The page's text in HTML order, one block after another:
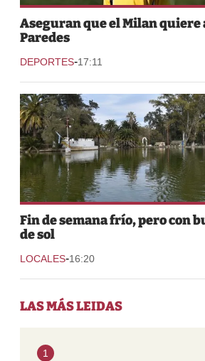
Aseguran que el Milan quiere
Paredes
DEPORTES-17:11
Fin de semana frío, pero con
de sol
LOCALES-16:20
LAS MÁS LEIDAS
1